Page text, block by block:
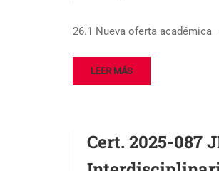
26.1 Nueva oferta
LEER MÁS
Cert. 2025-087